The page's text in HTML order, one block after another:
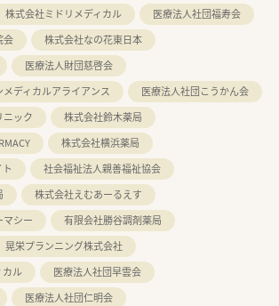
株式会社ミドリメディカル
医療法人社団福寿会
会
株式会社なの花東日本
医療法人財団慈啓会
ディカルアライアンス
医療法人社団こうかん会
ニック
株式会社鈴木薬局
株式会社横浜薬局
社会福祉法人親善福祉協会
株式会社えむあーるえす
マシー
有限会社勝谷調剤薬局
晃栄プランニング株式会社
カル
医療法人社団早雲会
医療法人社団仁明会